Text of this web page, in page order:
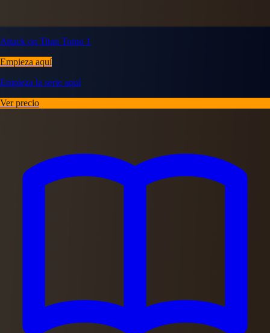
Attack on Titan Tomo 1
Empieza aquí
Empieza la serie aquí
Ver precio